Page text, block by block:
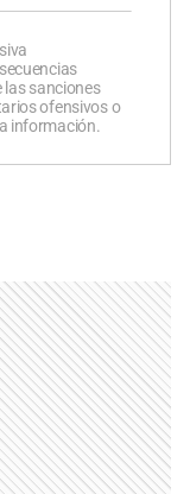
las sanciones
ofensivos o
información.